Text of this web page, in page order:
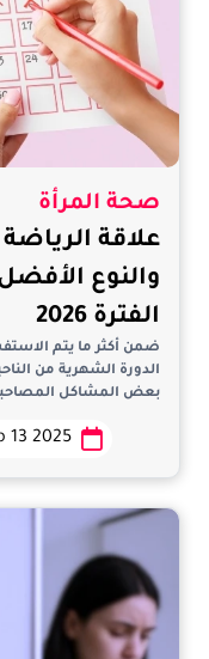
صحة المرأة
علاقة الرياضة
والنوع
الفترة 2026
ضمن أكثر ما يتم
الدورة الشهرية من
بعض المشاكل
13 2025